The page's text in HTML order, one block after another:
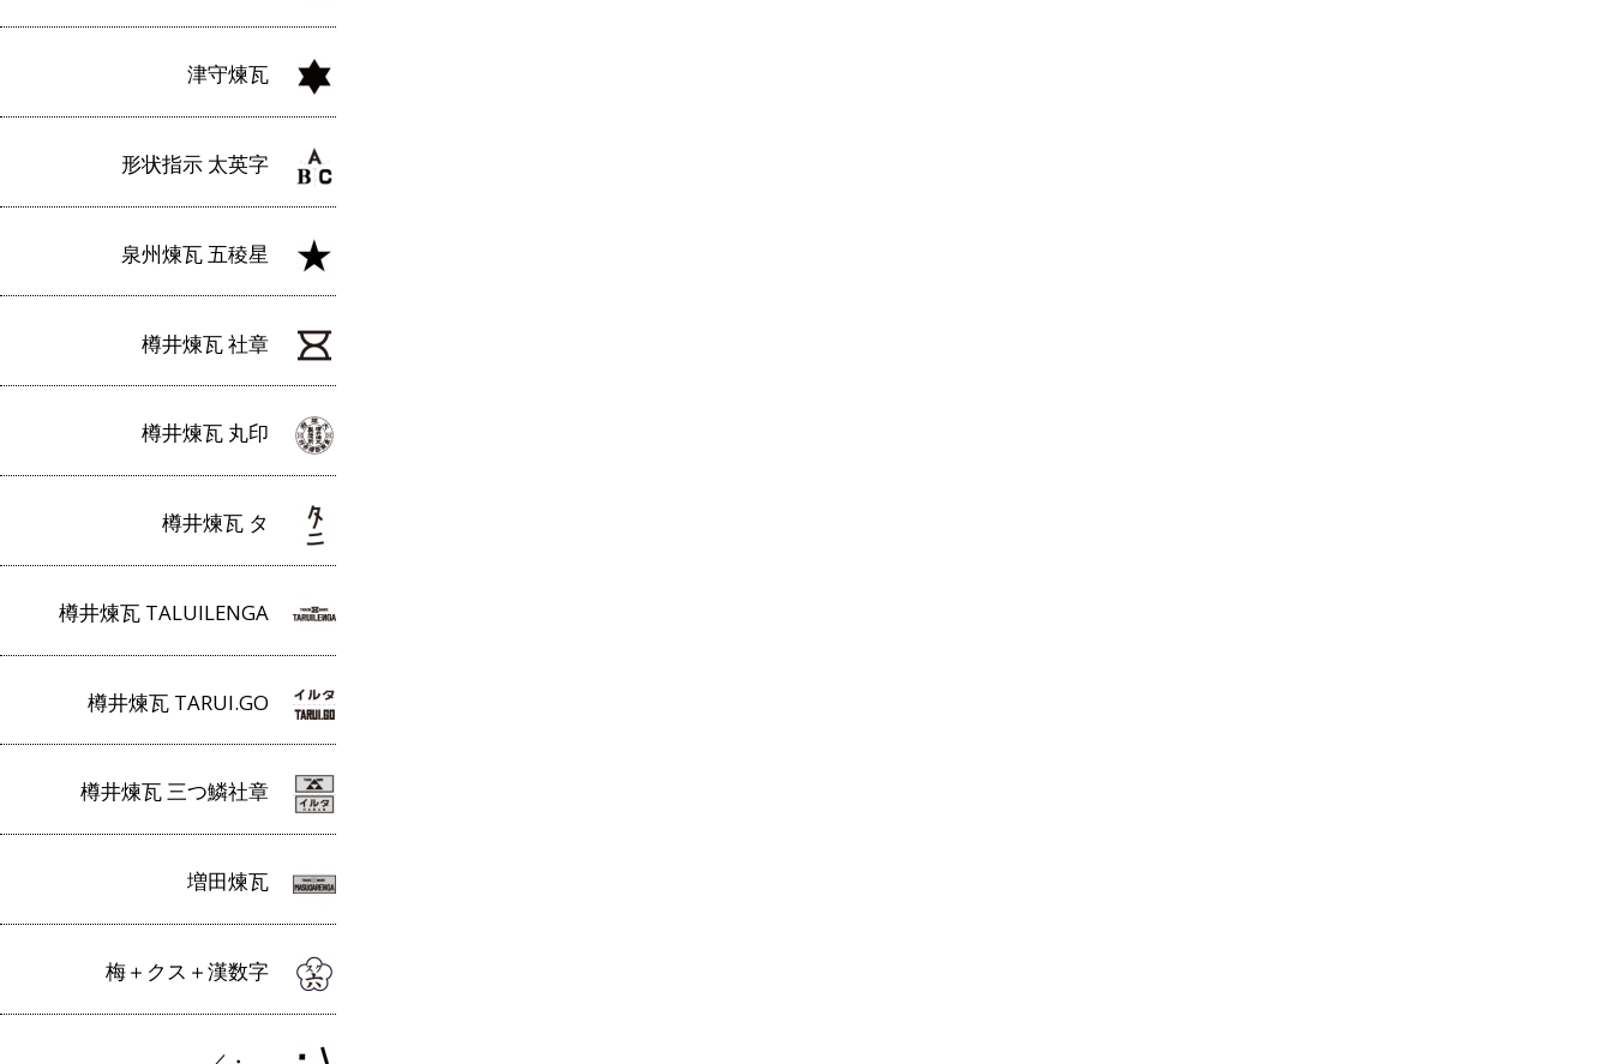
津守煉瓦
形状指示 太英字
泉州煉瓦 五稜星
樽井煉瓦 社章
樽井煉瓦 丸印
樽井煉瓦 タ
樽井煉瓦 TALUILENGA
樽井煉瓦 TARUI.GO
樽井煉瓦 三つ鱗社章
増田煉瓦
梅＋クス＋漢数字